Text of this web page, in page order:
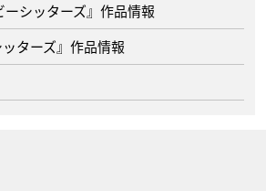
シッターズ』作品情報
ターズ』作品情報